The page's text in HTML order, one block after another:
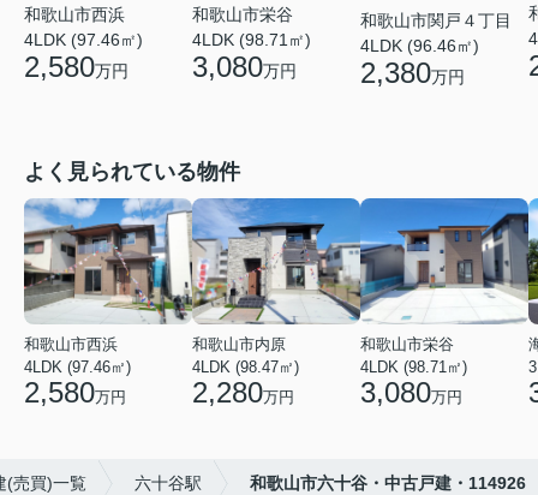
和歌山市西浜
4LDK (97.46㎡)
2,580万円
和歌山市栄谷
4LDK (98.71㎡)
3,080万円
和歌山市関戸４丁目
4LDK (96.46㎡)
2,380万円
よく見られている物件
和歌山市西浜
4LDK (97.46㎡)
2,580万円
和歌山市内原
4LDK (98.47㎡)
2,280万円
和歌山市栄谷
4LDK (98.71㎡)
3,080万円
(売買)一覧 六十谷駅 和歌山市六十谷・中古戸建・114926